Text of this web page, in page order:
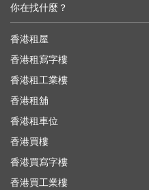
你在找什麼？
香港租屋
香港租寫字樓
香港租工業樓
香港租舖
香港租車位
香港買樓
香港買寫字樓
香港買工業樓